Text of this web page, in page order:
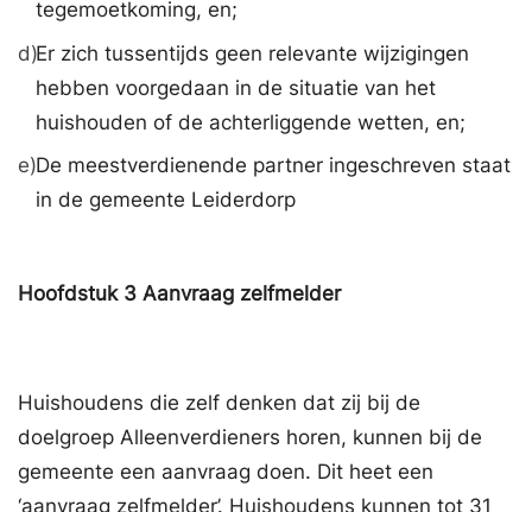
tegemoetkoming, en;
d)Er zich tussentijds geen relevante wijzigingen
hebben voorgedaan in de situatie van het
huishouden of de achterliggende wetten, en;
e)De meestverdienende partner ingeschreven staat
in de gemeente Leiderdorp
Hoofdstuk 3 Aanvraag zelfmelder
Huishoudens die zelf denken dat zij bij de
doelgroep Alleenverdieners horen, kunnen bij de
gemeente een aanvraag doen. Dit heet een
‘aanvraag zelfmelder’. Huishoudens kunnen tot 31